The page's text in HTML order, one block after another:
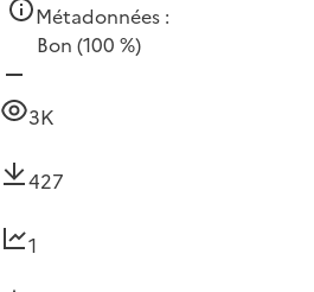
Métadonnées :
Bon (100 %)
3K
427
1